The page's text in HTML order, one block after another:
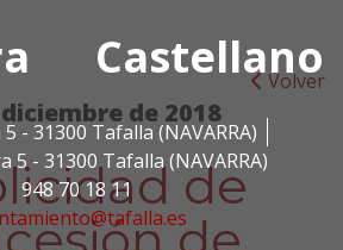
Castellano
- 31300 Tafalla (NAVARRA)
5 - 31300 Tafalla (NAVARRA)
948 70 18 11
Volver
de 2018
de